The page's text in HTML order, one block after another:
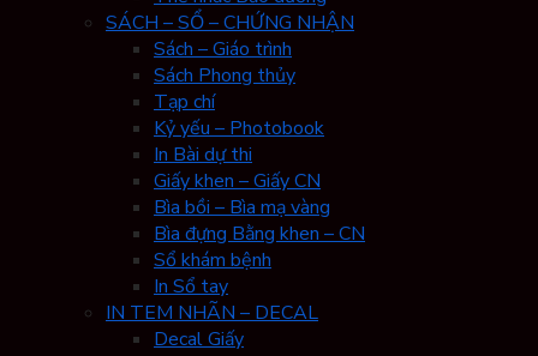
SÁCH – SỔ – CHỨNG NHẬN
Sách – Giáo trình
Sách Phong thủy
Tạp chí
Kỷ yếu – Photobook
In Bài dự thi
Giấy khen – Giấy CN
Bìa bồi – Bìa mạ vàng
Bìa đựng Bằng khen – CN
Sổ khám bệnh
In Sổ tay
IN TEM NHÃN – DECAL
Decal Giấy